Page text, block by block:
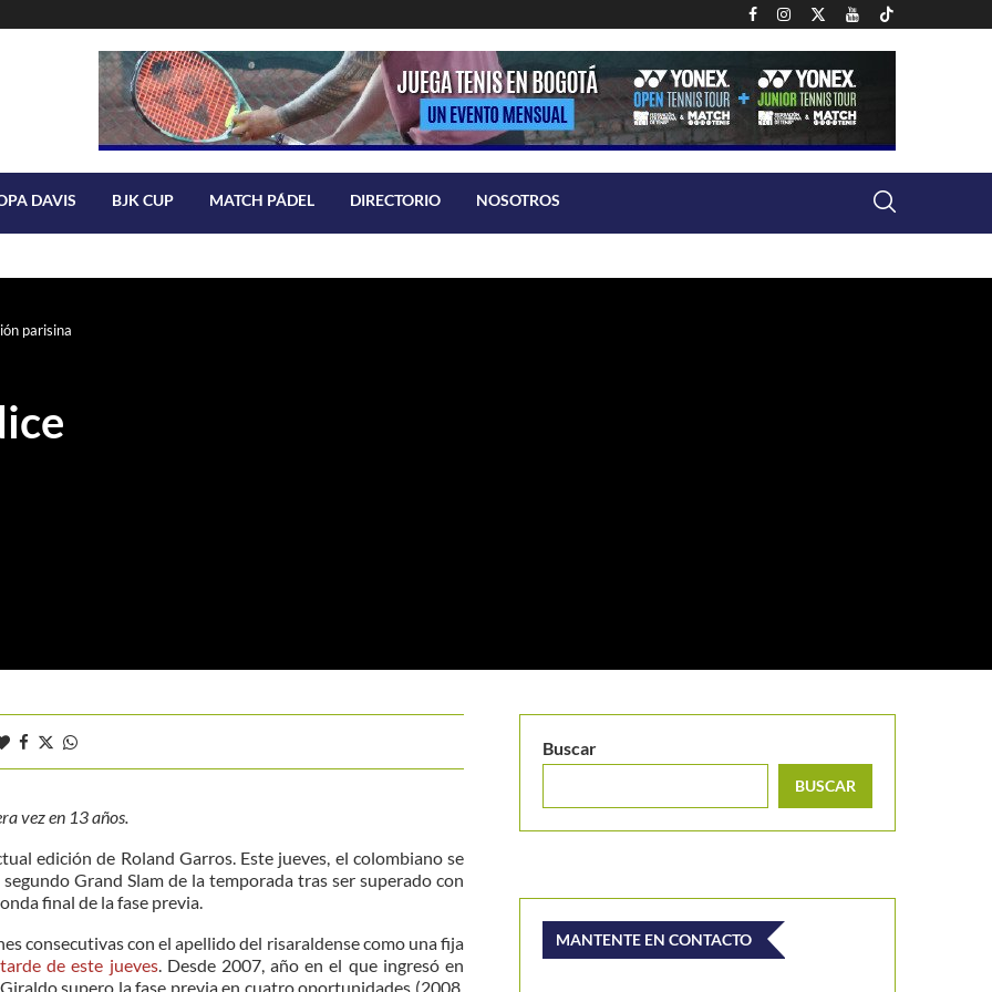
DAVIS BJK CUP MATCH PÁDEL DIRECTORIO NOSOTROS
parisina
vez en 13 años.
edición de Roland Garros. Este jueves, el colombiano se
Grand Slam de la temporada tras ser superado con
final de la fase previa.
consecutivas con el apellido del risaraldense como una fija
de este jueves. Desde 2007, año en el que ingresó en
supero la fase previa en cuatro oportunidades (2008,
Buscar
BUSCAR
MANTENTE EN CONTACTO